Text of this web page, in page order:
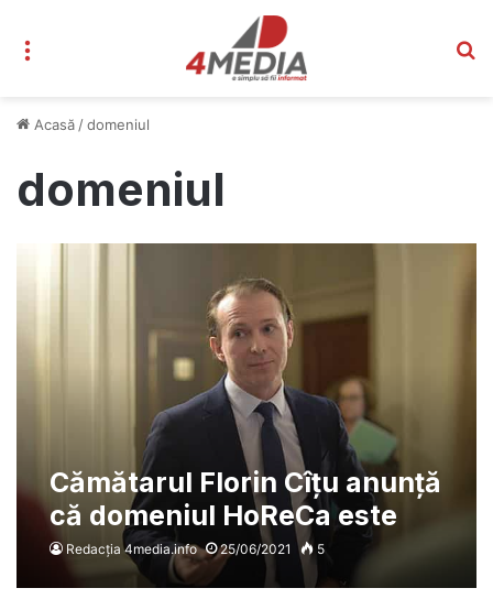
Acasă /domeniul
domeniul
Cămătarul Florin Cîțu anunță
că domeniul HoReCa este
scutit de plata impozitului:
„Vom încasa acei bani la
Redacția 4media.info 25/06/2021 5